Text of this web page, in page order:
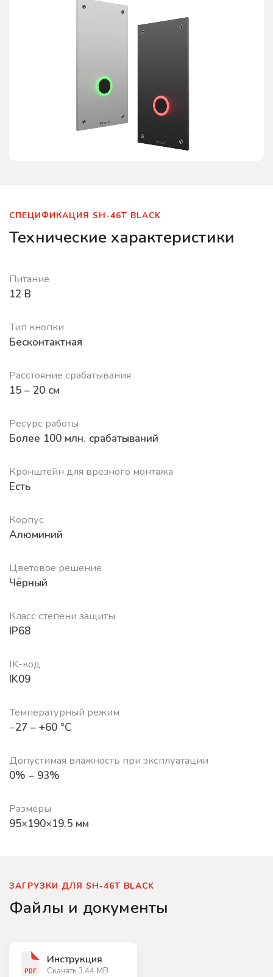
СПЕЦИФИКАЦИЯ SH-46T BLACK
Технические характеристики
Питание
12 В
Тип кнопки
Бесконтактная
Расстояние срабатывания
15 – 20 см
Ресурс работы
Более 100 млн. срабатываний
Кронштейн для врезного монтажа
Есть
Корпус
Алюминий
Цветовое решение
Чёрный
Класс степени защиты
IP68
IK-код
IK09
Температурный режим
−27 – +60 °C
Допустимая влажность при эксплуатации
0% – 93%
Размеры
95×190×19.5 мм
ЗАГРУЗКИ ДЛЯ SH-46T BLACK
Файлы и документы
Инструкция
Скачать 3.44 MB